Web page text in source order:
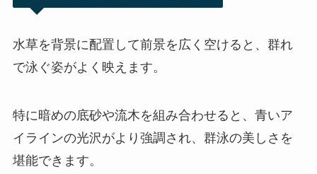
水草を背景に配置して前景を広く空けると、群れ
で泳ぐ姿がよく映えます。
特に暗めの底砂や流木を組み合わせると、青いア
イラインの光沢がより強調され、群泳の美しさを
堪能できます。